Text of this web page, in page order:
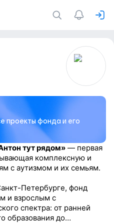
проекты фонда и его
тут рядом» — первая
комплексную и
с аутизмом и их семьям.
Петербурге, фонд
и взрослым с
спектра: от ранней
образования до